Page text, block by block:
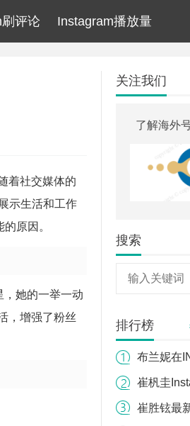
评论 Instagram播放量
着社交媒体的
示生活和工作
原因。
她的一举一动
，增强了粉丝
关注我们
了解海外
搜索
排行榜
布兰妮在
崔杋圭
崔胜铉最